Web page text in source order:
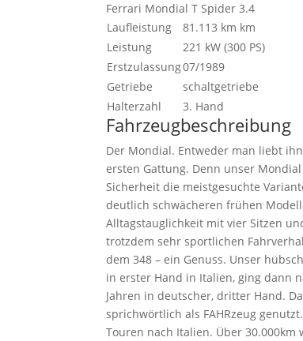
Ferrari Mondial T Spider 3.4
Laufleistung
81.113 km km
Leistung
221 kW (300 PS)
Erstzulassung07/1989
Getriebe
schaltgetriebe
Halterzahl
3. Hand
Fahrzeugbeschreibung
Der Mondial. Entweder man liebt
ersten Gattung. Denn unser
Sicherheit die meistgesuchte
deutlich schwächeren frühen
Alltagstauglichkeit mit vier Sitzen
trotzdem sehr sportlichen
dem 348 – ein Genuss. Unser
in erster Hand in Italien, ging dann
Jahren in deutscher, dritter Hand.
sprichwörtlich als FAHRzeug
Touren nach Italien. Über